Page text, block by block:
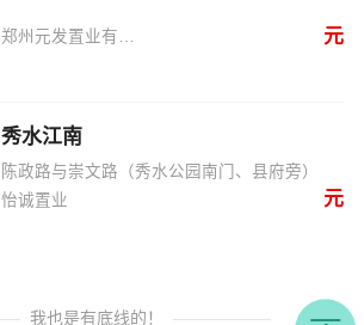
郑州元发置业有限公司 元
秀水江南
陈政路与崇文路（秀水公园南门、县府旁）
怡诚置业
元
我也是有底线的！